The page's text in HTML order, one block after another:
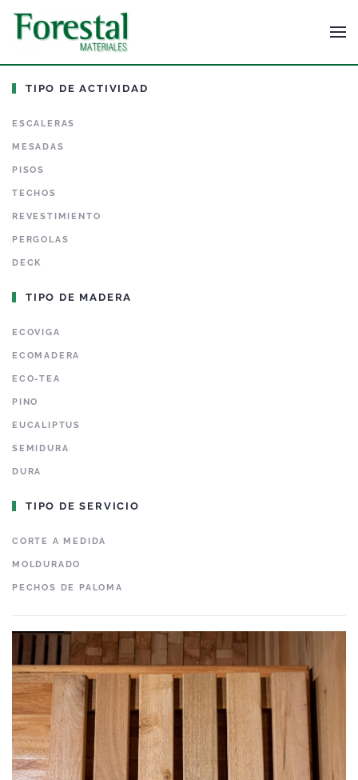
TIPO DE ACTIVIDAD
ESCALERAS
MESADAS
PISOS
TECHOS
REVESTIMIENTO
PERGOLAS
DECK
TIPO DE MADERA
ECOVIGA
ECOMADERA
ECO-TEA
PINO
EUCALIPTUS
SEMIDURA
DURA
TIPO DE SERVICIO
CORTE A MEDIDA
MOLDURADO
PECHOS DE PALOMA